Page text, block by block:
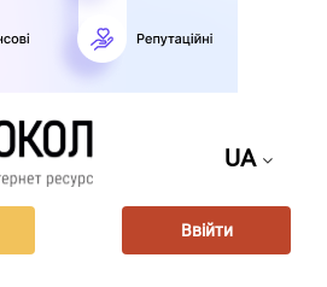
UA
Ввійти